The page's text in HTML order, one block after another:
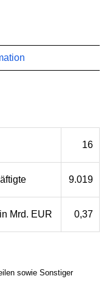
16
9.019
Mrd. EUR 0,37
sowie Sonstiger